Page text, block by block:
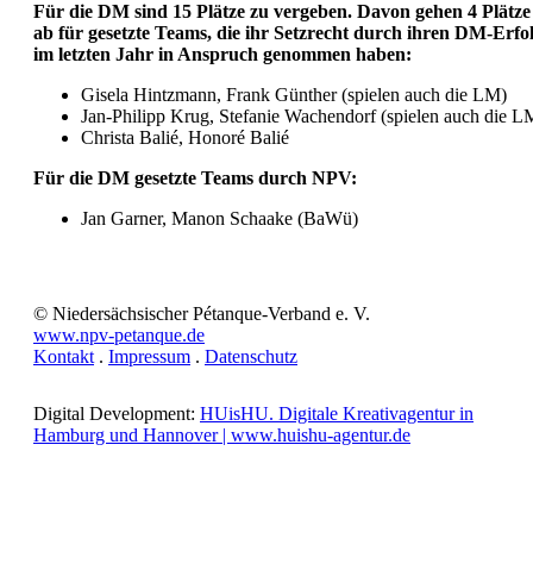
Für die DM sind 15 Plätze zu vergeben. Davon gehen 4 Plätze
ab für gesetzte Teams, die ihr Setzrecht durch ihren DM-
im letzten Jahr in Anspruch genommen haben:
Gisela Hintzmann, Frank Günther (spielen auch die LM)
Jan-Philipp Krug, Stefanie Wachendorf (spielen auch die
Christa Balié, Honoré Balié
Für die DM gesetzte Teams durch NPV:
Jan Garner, Manon Schaake (BaWü)
© Niedersächsischer Pétanque-Verband e. V.
www.npv-petanque.de
Kontakt . Impressum . Datenschutz
Digital Development: HUisHU. Digitale Kreativagentur in
Hamburg und Hannover | www.huishu-agentur.de